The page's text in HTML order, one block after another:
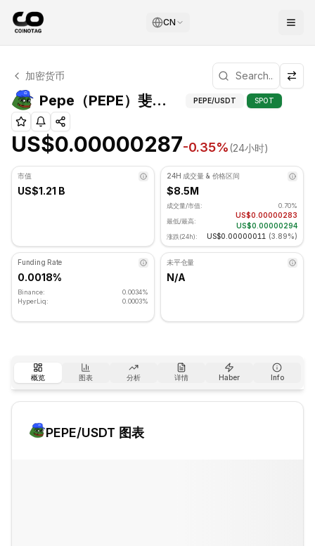
CN
Pepe 技术分析
Pepe 目前交易价格为 US$0.00000287. RSI 指标为
加密货币
Pepe（PEPE）斐波那契位 Pepe（PEPE）
PEPE/USDT SPOT
US$0.00000287-0.35%(24小时)
市值
US$1.21 B
24H 成交量 & 价格区间
$8.5M
成交量/市值:
0.70%
最低/最高:
US$0.00000283
US$0.00000294
涨跌(24h): US$0.00000011 (3.89%)
Funding Rate
0.0018%
Binance:
0.0034%
HyperLiq:
0.0003%
未平仓量
N/A
概览 图表 分析 详情 Haber Info
PEPE/USDT 图表